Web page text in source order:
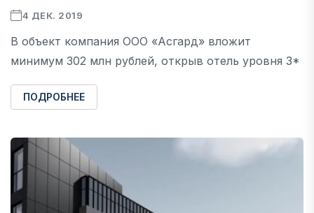
4 ДЕК. 2019
В объект компания ООО «Асгард» вложит
минимум 302 млн рублей, открыв отель уровня 3*
ПОДРОБНЕЕ